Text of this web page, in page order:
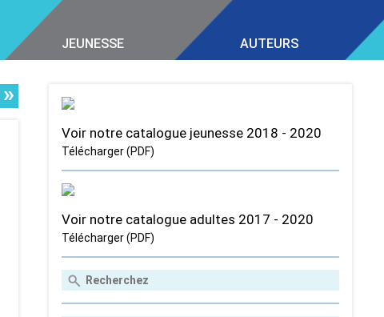
JEUNESSE AUTEURS
»
Voir notre catalogue jeunesse 2018 - 2020
Télécharger (PDF)
Voir notre catalogue adultes 2017 - 2020
Télécharger (PDF)